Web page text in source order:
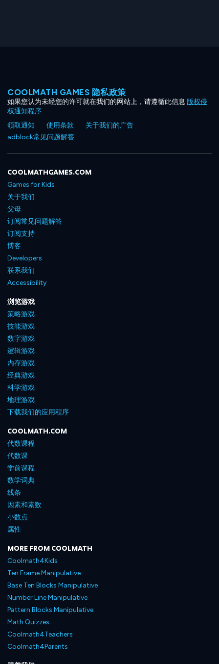
COOLMATH GAMES 隐私政策
如果您认为未经您的许可就在我们的网站上，请遵循此信息版权侵
权通知程序.
领取通知
使用条款
关于我们的广告
adblock常见问题解答
COOLMATHGAMES.COM
Games for Kids
关于我们
父母
订阅常见问题解答
订阅支持
博客
Developers
联系我们
Accessibility
浏览游戏
策略游戏
技能游戏
数字游戏
逻辑游戏
内存游戏
经典游戏
科学游戏
地理游戏
下载我们的应用程序
COOLMATH.COM
代数课程
代数课
学前课程
数学词典
线条
因素和素数
小数点
属性
MORE FROM COOLMATH
Coolmath4Kids
Ten Frame Manipulative
Base Ten Blocks Manipulative
Number Line Manipulative
Pattern Blocks Manipulative
Math Quizzes
Coolmath4Teachers
Coolmath4Parents